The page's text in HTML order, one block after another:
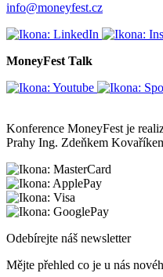
info@moneyfest.cz
MoneyFest Talk
Konference MoneyFest je
Prahy Ing. Zdeňkem
Odebírejte náš newsletter
Mějte přehled co je u nás